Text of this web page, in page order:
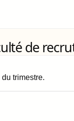
de
trimestre.